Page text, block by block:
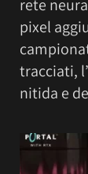
rete
pixel
tracciati,
nitida e